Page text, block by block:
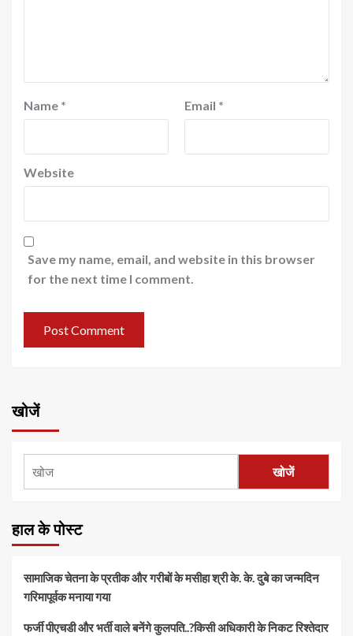
Name * Email *
Website
Save my name, email, and website in this browser
for the next time I comment.
खोजें
खोजें
हाल के पोस्ट
सामाजिक चेतना के प्रतीक और गरीबों के मसीहा श्री के. के. दुबे का जन्मदिन
गरिमापूर्वक मनाया गया
फर्जी पीएचडी और भर्ती वाले बनेंगे कुलपति..?किसी अधिकारी के निकट रिश्तेदार